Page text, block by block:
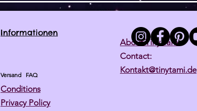
Informationen
Versand FAQ
Conditions
Privacy Policy
About Tiny Tami
Contact:
Kontakt@tinytami.de